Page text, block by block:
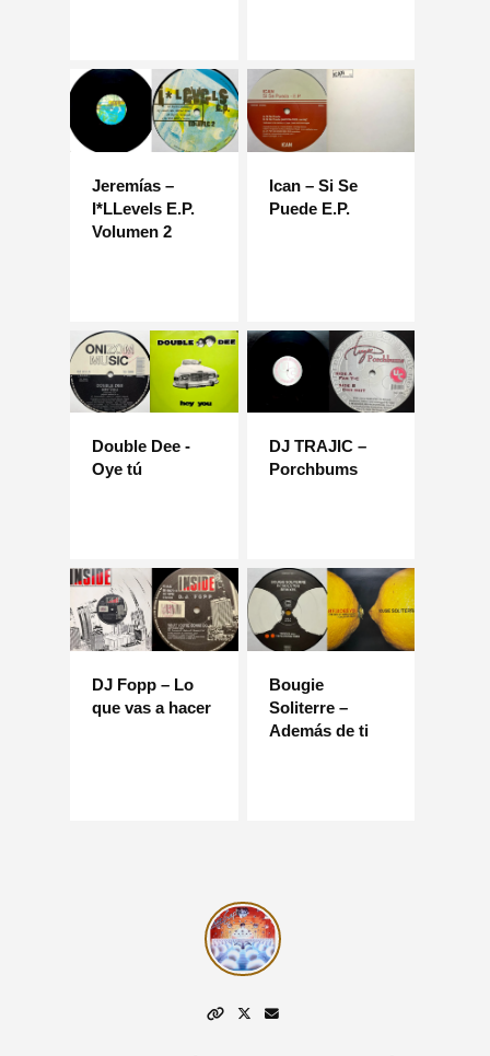
Jeremías –
I*LLevels E.P.
Volumen 2
Ican – Si Se
Puede E.P.
Double Dee -
Oye tú
DJ TRAJIC –
Porchbums
DJ Fopp – Lo
que vas a hacer
Bougie
Soliterre –
Además de ti